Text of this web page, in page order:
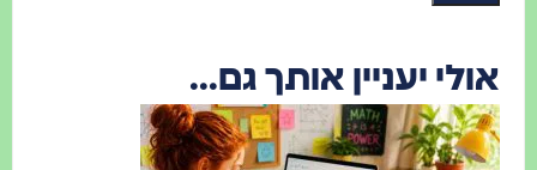
אולי יעניין אותך גם...